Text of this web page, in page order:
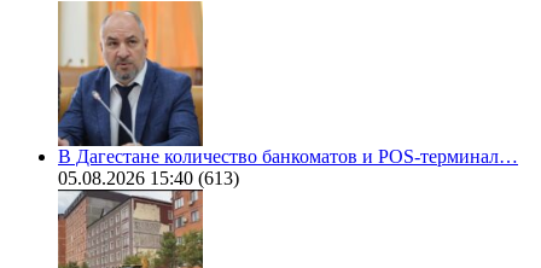
В Дагестане количество банкоматов и POS-терминал…
05.08.2026 15:40 (613)